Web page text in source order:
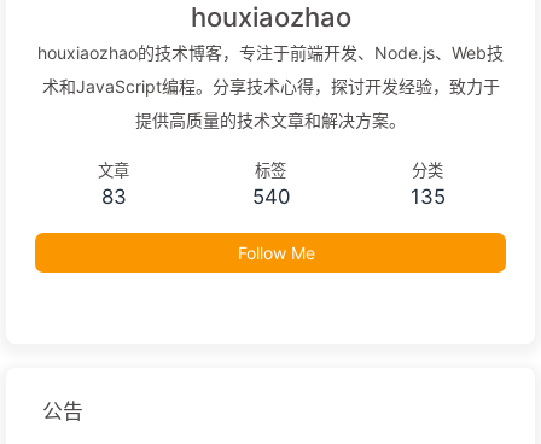
houxiaozhao
houxiaozhao的技术博客，专注于前端开发、Node.js、Web技
术和JavaScript编程。分享技术心得，探讨开发经验，致力于
提供高质量的技术文章和解决方案。
文章
83
标签
540
分类
135
Follow Me
公告